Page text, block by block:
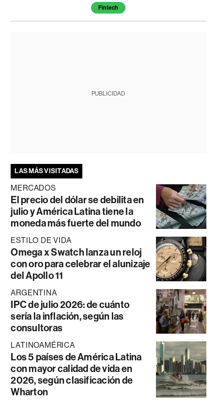
Fintech
PUBLICIDAD
LAS MÁS VISITADAS
MERCADOS
El precio del dólar se debilita en
julio y América Latina tiene la
moneda más fuerte del mundo
ESTILO DE VIDA
Omega x Swatch lanza un reloj
con oro para celebrar el alunizaje
del Apollo 11
ARGENTINA
IPC de julio 2026: de cuánto
sería la inflación, según las
consultoras
LATINOAMÉRICA
Los 5 países de América Latina
con mayor calidad de vida en
2026, según clasificación de
Wharton